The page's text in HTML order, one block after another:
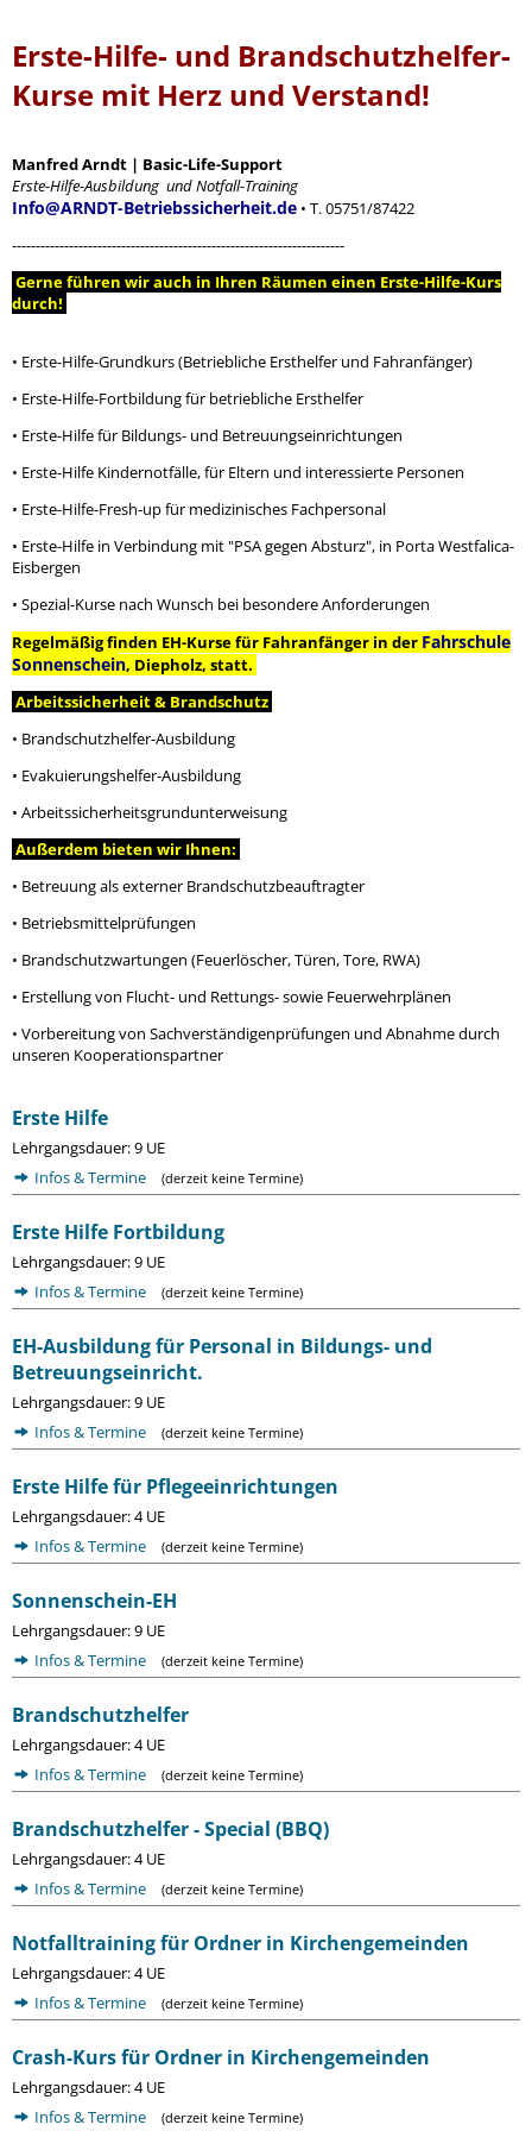
Erste-Hilfe- und Brandschutzhelfer-
Kurse mit Herz und Verstand!
Manfred Arndt | Basic-Life-Support
Erste-Hilfe-Ausbildung und Notfall-Training
Info@ARNDT-Betriebssicherheit.de • T. 05751/87422
----------------------------------------------------------------------
Gerne führen wir auch in Ihren Räumen einen Erste-Hilfe-Kurs
durch!
• Erste-Hilfe-Grundkurs (Betriebliche Ersthelfer und Fahranfänger)
• Erste-Hilfe-Fortbildung für betriebliche Ersthelfer
• Erste-Hilfe für Bildungs- und Betreuungseinrichtungen
• Erste-Hilfe Kindernotfälle, für Eltern und interessierte Personen
• Erste-Hilfe-Fresh-up für medizinisches Fachpersonal
• Erste-Hilfe in Verbindung mit "PSA gegen Absturz", in Porta Westfalica-
Eisbergen
• Spezial-Kurse nach Wunsch bei besondere Anforderungen
Regelmäßig finden EH-Kurse für Fahranfänger in der Fahrschule
Sonnenschein, Diepholz, statt.
Arbeitssicherheit & Brandschutz
• Brandschutzhelfer-Ausbildung
• Evakuierungshelfer-Ausbildung
• Arbeitssicherheitsgrundunterweisung
Außerdem bieten wir Ihnen:
• Betreuung als externer Brandschutzbeauftragter
• Betriebsmittelprüfungen
• Brandschutzwartungen (Feuerlöscher, Türen, Tore, RWA)
• Erstellung von Flucht- und Rettungs- sowie Feuerwehrplänen
• Vorbereitung von Sachverständigenprüfungen und Abnahme durch
unseren Kooperationspartner
Erste Hilfe
Lehrgangsdauer: 9 UE
Infos & Termine
(derzeit keine Termine)
Erste Hilfe Fortbildung
Lehrgangsdauer: 9 UE
Infos & Termine
(derzeit keine Termine)
EH-Ausbildung für Personal in Bildungs- und
Betreuungseinricht.
Lehrgangsdauer: 9 UE
Infos & Termine
(derzeit keine Termine)
Erste Hilfe für Pflegeeinrichtungen
Lehrgangsdauer: 4 UE
Infos & Termine
(derzeit keine Termine)
Sonnenschein-EH
Lehrgangsdauer: 9 UE
Infos & Termine
(derzeit keine Termine)
Brandschutzhelfer
Lehrgangsdauer: 4 UE
Infos & Termine
(derzeit keine Termine)
Brandschutzhelfer - Special (BBQ)
Lehrgangsdauer: 4 UE
Infos & Termine
(derzeit keine Termine)
Notfalltraining für Ordner in Kirchengemeinden
Lehrgangsdauer: 4 UE
Infos & Termine
(derzeit keine Termine)
Crash-Kurs für Ordner in Kirchengemeinden
Lehrgangsdauer: 4 UE
Infos & Termine
(derzeit keine Termine)